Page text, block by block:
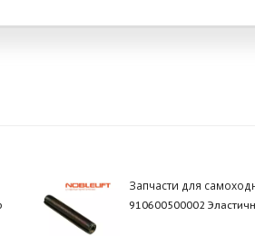
Запчасти для
910600500002